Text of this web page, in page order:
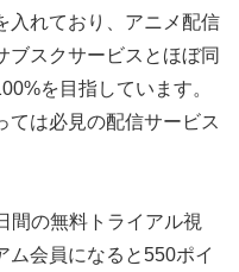
入れており、アニメ配信
ブスクサービスとほぼ同
を目指しています。
ては必見の配信サービス
間の無料トライアル視
ム会員になると550ポイ